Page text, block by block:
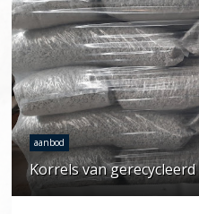
aanbod
Korrels van